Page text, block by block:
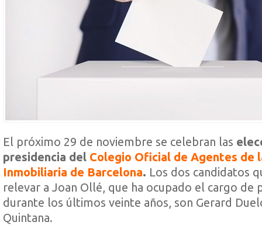
El próximo 29 de noviembre se celebran las
presidencia del Colegio Oficial de Agentes de
Inmobiliaria de Barcelona. Los dos candidatos
relevar a Joan Ollé, que ha ocupado el cargo de
durante los últimos veinte años, son Gerard
Quintana.